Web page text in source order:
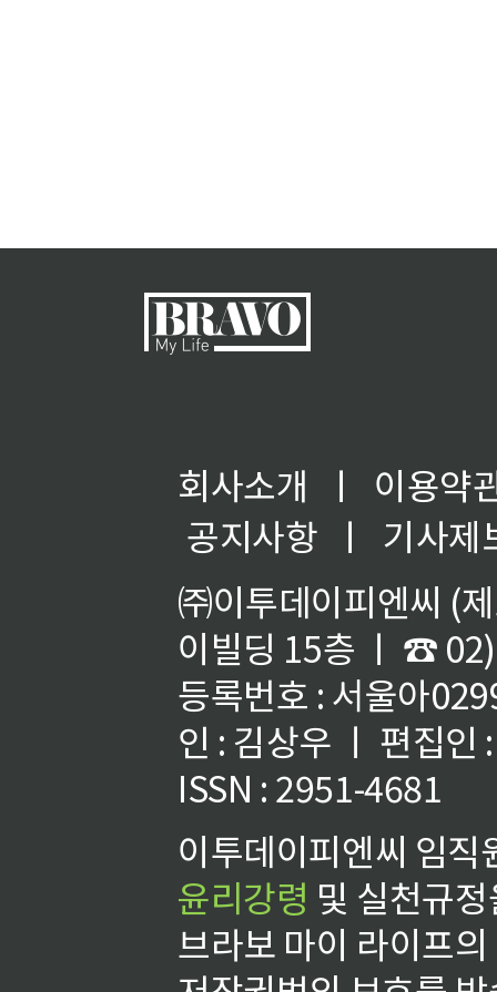
회사소개 ㅣ
이용약
공지사항
ㅣ
기사제
㈜이투데이피엔씨 (
이빌딩 15층 ㅣ ☎
등록번호 : 서울아
인 : 김상우 ㅣ 편집인
ISSN : 2951-4681
이투데이피엔씨 임
윤리강령 및 실천규
브라보 마이 라이프